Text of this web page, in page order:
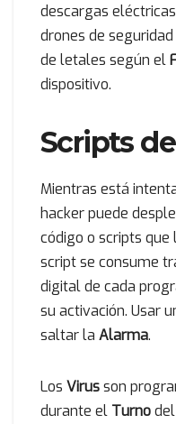
descargas
drones de
de letales según el
dispositivo.
Scripts
Mientras está
hacker puede
código o scripts que
script se consume
digital de cada
su activación. Usar
saltar la Alarma.
Los Virusson
durante el Turno